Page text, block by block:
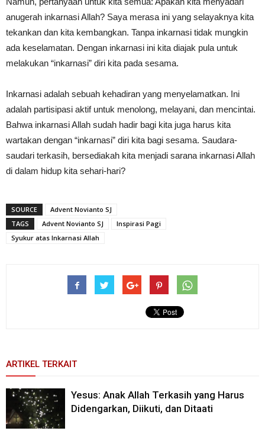
anugerah inkarnasi Allah? Saya merasa ini yang selayaknya kita
tekankan dan kita kembangkan. Tanpa inkarnasi tidak mungkin
ada keselamatan. Dengan inkarnasi ini kita diajak pula untuk
melakukan “inkarnasi” diri kita pada sesama.
Inkarnasi adalah sebuah kehadiran yang menyelamatkan. Ini
adalah partisipasi aktif untuk menolong, melayani, dan mencintai.
Bahwa inkarnasi Allah sudah hadir bagi kita juga harus kita
wartakan dengan “inkarnasi” diri kita bagi sesama. Saudara-
saudari terkasih, bersediakah kita menjadi sarana inkarnasi Allah
di dalam hidup kita sehari-hari?
SOURCE
Advent Novianto SJ
TAGS
Advent Novianto SJ
Inspirasi Pagi
Syukur atas Inkarnasi Allah
ARTIKEL TERKAIT
Yesus: Anak Allah Terkasih yang Harus
Didengarkan, Diikuti, dan Ditaati